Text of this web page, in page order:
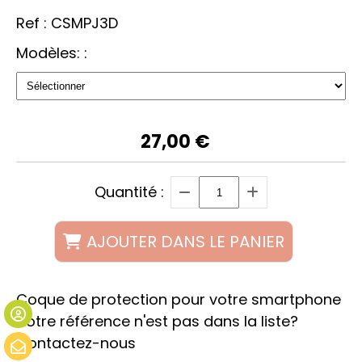
Ref : CSMPJ3D
Modèles: :
27,00 €
Quantité :
AJOUTER DANS LE PANIER
Coque de protection pour votre smartphone
Votre référence n'est pas dans la liste?
Contactez-nous